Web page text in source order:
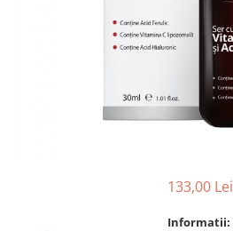
Produse pentru pete pigmentare
Evidence skincare
133,00 Lei
Informatii: